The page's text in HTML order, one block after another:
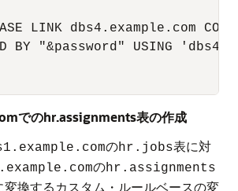
LINK dbs4.example.com
BY "&password" USING
でのhr.assignments表の作成
のhr.jobs表に対
のhr.assignments
換するカスタム・ルールベースの変